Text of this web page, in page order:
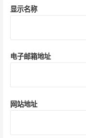
显示名称
电子邮箱地址
网站地址